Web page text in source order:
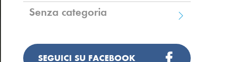
Senza categoria
SEGUICI SU FACEBOOK